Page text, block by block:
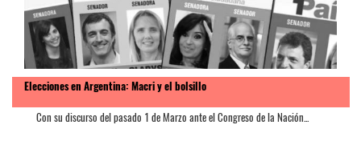
Elecciones en Argentina: Macri y el bolsillo
Con su discurso del pasado 1 de Marzo ante el Congreso de la Nación...